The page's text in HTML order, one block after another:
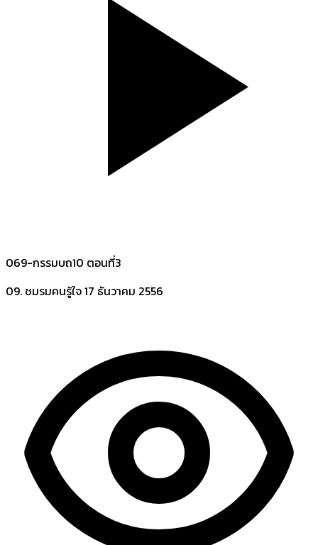
069-กรรมบถ10 ตอนที่3
09. ชมรมคนรู้ใจ17 ธันวาคม 2556